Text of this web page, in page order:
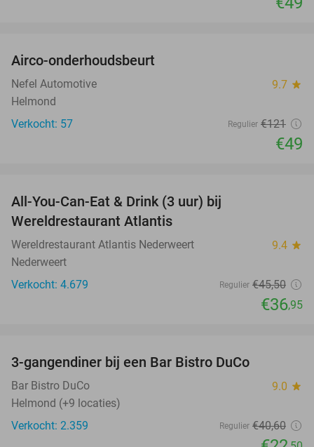
Airco-onderhoudsbeurt
Nefel Automotive 9.7 star
Helmond
Verkocht: 57
Regulier €121
€49
All-You-Can-Eat & Drink (3 uur) bij
Wereldrestaurant Atlantis
Wereldrestaurant Atlantis Nederweert 9.4 star
Nederweert
Verkocht: 4.679
Regulier €45,50
€36,95
3-gangendiner bij een Bar Bistro DuCo
Bar Bistro DuCo 9.0 star
Helmond (+9 locaties)
Verkocht: 2.359
Regulier €40,60